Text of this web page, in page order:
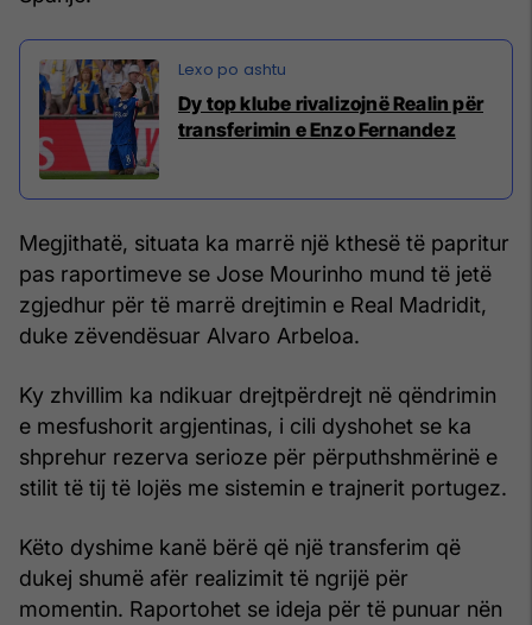
Dy top klube rivalizojnë Realin për
transferimin e Enzo Fernandez
Megjithatë, situata ka marrë një kthesë të papritur
pas raportimeve se Jose Mourinho mund të jetë
zgjedhur për të marrë drejtimin e Real Madridit,
duke zëvendësuar Alvaro Arbeloa.
Ky zhvillim ka ndikuar drejtpërdrejt në qëndrimin
e mesfushorit argjentinas, i cili dyshohet se ka
shprehur rezerva serioze për përputhshmërinë e
stilit të tij të lojës me sistemin e trajnerit portugez.
Këto dyshime kanë bërë që një transferim që
dukej shumë afër realizimit të ngrijë për
momentin. Raportohet se ideja për të punuar nën